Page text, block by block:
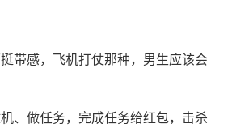
带感，飞机打仗那种，男生应该会
、做任务，完成任务给红包，击杀